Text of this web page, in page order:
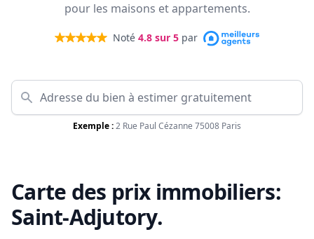
pour les maisons et appartements.
Noté 4.8 sur 5 par
Exemple :2 Rue Paul Cézanne 75008 Paris
Carte des prix immobiliers:
Saint-Adjutory.